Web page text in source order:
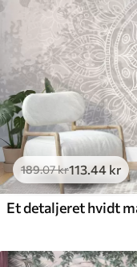
189.07kr113.44 kr